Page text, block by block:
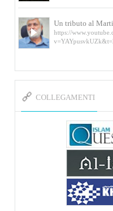
Un tributo al
https://
L’Abluzione
e l’Imam
della figlia di un
https://
v=-
Sheykh Abbas Di
Soleimani e Abu
https://youtu.be/
dallo Sheykh Abbas Di
COLLEGAMENTI